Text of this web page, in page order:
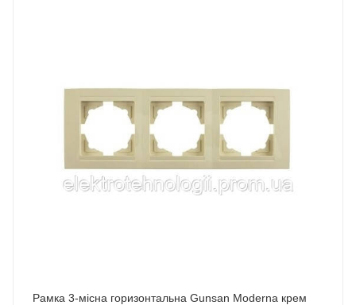
Рамка 3-місна горизонтальна Gunsan Moderna крем